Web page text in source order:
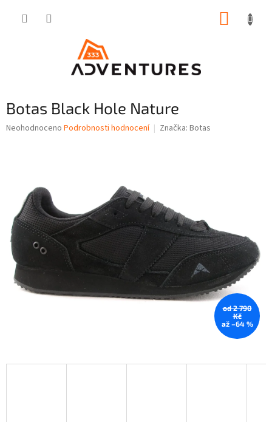
Botas Black Hole Nature
Průměrné
hvězdiček.
Neohodnoceno Podrobnosti hodnocení Značka: Botas
od 2 790
Kč
až –64 %